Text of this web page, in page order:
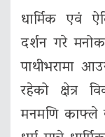
धार्मिक एवं
दर्शन गरे
पाथीभरामा
रहेको क्षेत्र
मनमणि काफ्ले